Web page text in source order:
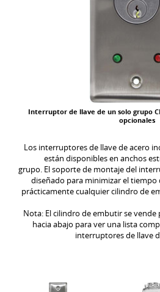
Interruptor de llave de un solo grupo
opcionales
Los interruptores de llave de acero
están disponibles en anchos
grupo. El soporte de montaje del
diseñado para minimizar el tiempo
prácticamente cualquier cilindro de
Nota: El cilindro de embutir se vende
hacia abajo para ver una lista
interruptores de llave